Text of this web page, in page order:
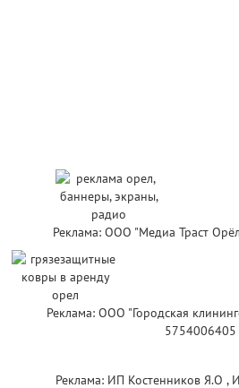
Реклама: ООО "Медиа Траст
Реклама: ООО "Городская
5754006405
Реклама: ИП Костенников Я.О